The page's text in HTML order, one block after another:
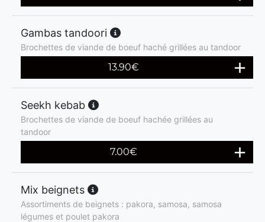
Gambas tandoori
Brochettes de viande de boeuf haché grillées au tandoor
13.90€
Seekh kebab
Brochettes de viande de boeuf hachée grillées au
tandoor
7.00€
Mix beignets
Assortiments de beignets : pakora, samosa, samosa
légumes et poulet pakora